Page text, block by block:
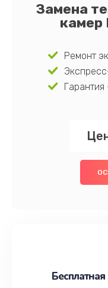
Замена
камер
Ремонт
Гарантия